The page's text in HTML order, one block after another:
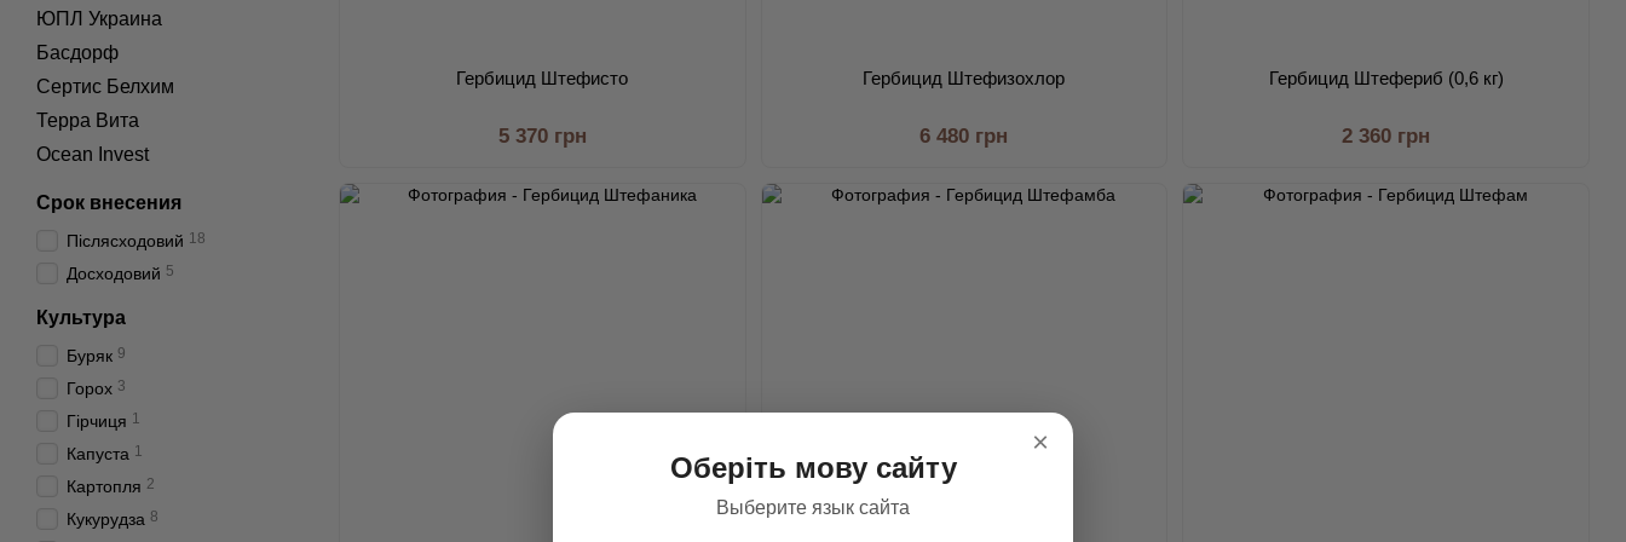
Гербицид Штефисто
5 370 грн
Гербицид Штефизохлор
6 480 грн
Гербицид Штефериб (0,6 кг)
2 360 грн
ЮПЛ Украина
Басдорф
Сертис Белхим
Терра Вита
Ocean Invest
Срок внесения
Післясходовий 18
Досходовий 5
Культура
Буряк 9
Горох 3
Гірчиця 1
Капуста 1
Картопля 2
Кукурудза 8
×
Оберіть мову сайту
Выберите язык сайта